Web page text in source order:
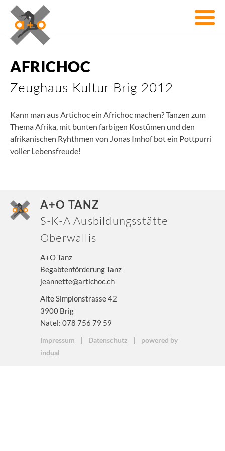
AFRICHOC
Zeughaus Kultur Brig 2012
Kann man aus Artichoc ein Africhoc machen? Tanzen zum
Thema Afrika, mit bunten farbigen Kostümen und den
afrikanischen Ryhthmen von Jonas Imhof bot ein Pottpurri
voller Lebensfreude!
A+O TANZ
S-K-A Ausbildungsstätte
Oberwallis
A+O Tanz
Begabtenförderung Tanz
jeannette@artichoc.ch
Alte Simplonstrasse 42
3900 Brig
Natel: 078 756 79 59
Impressum Datenschutz
powered by
indual